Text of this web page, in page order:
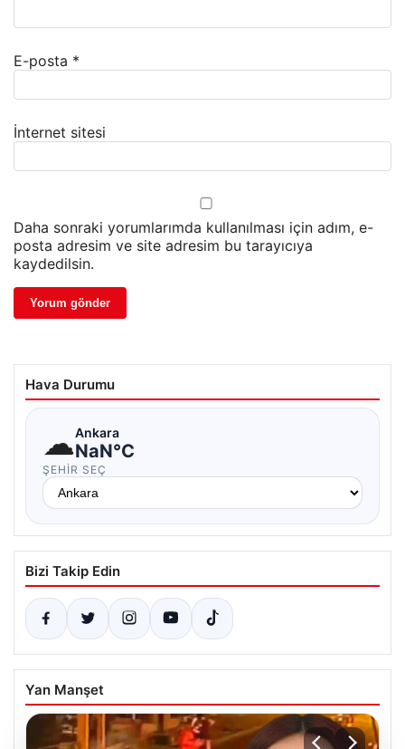
E-posta *
İnternet sitesi
Daha sonraki yorumlarımda kullanılması için adım, e-
posta adresim ve site adresim bu tarayıcıya
kaydedilsin.
Hava Durumu
☁Ankara
NaN°C
ŞEHIR SEÇ
Bizi Takip Edin
Yan Manşet